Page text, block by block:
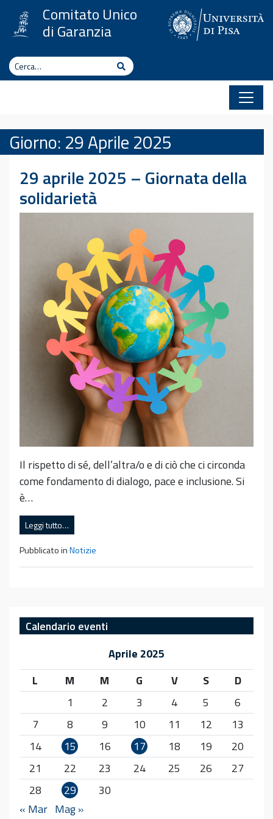
Vai al contenutoComitato Unico
di Garanzia
Cerca Cerca
Giorno: 29 Aprile 2025
29 aprile 2025 – Giornata della
solidarietà
Il rispetto di sé, dell’altra/o e di ciò che ci circonda
come fondamento di dialogo, pace e inclusione. Si
è…
Leggi tutto…
Pubblicato inNotizie
Calendario eventi
Aprile 2025
L
M M G V S
D
1
2 3 4 5
6
7
8 9 10 11 12
13
14
15 16 17 18 19
20
21
22 23 24 25 26
27
28
29
30
« Mar Mag »